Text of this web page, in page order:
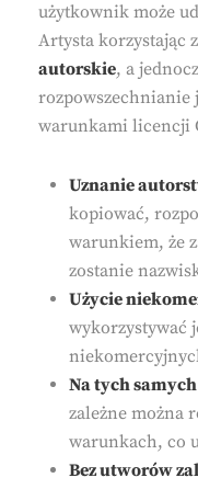
użytkownik może
Artysta korzystając
autorskie, a
rozpowszechnianie
warunkami licencji
Uznanie
kopiować,
warunkiem, że
zostanie
Użycie
wykorzystywać
Na tych
zależne można
warunkach, co
Bez utworów